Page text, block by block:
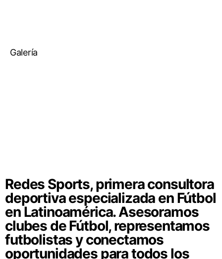
Galería
Redes Sports, primera consultora
deportiva especializada en Fútbol
en Latinoamérica. Asesoramos
clubes de Fútbol, representamos
futbolistas y conectamos
oportunidades para todos los